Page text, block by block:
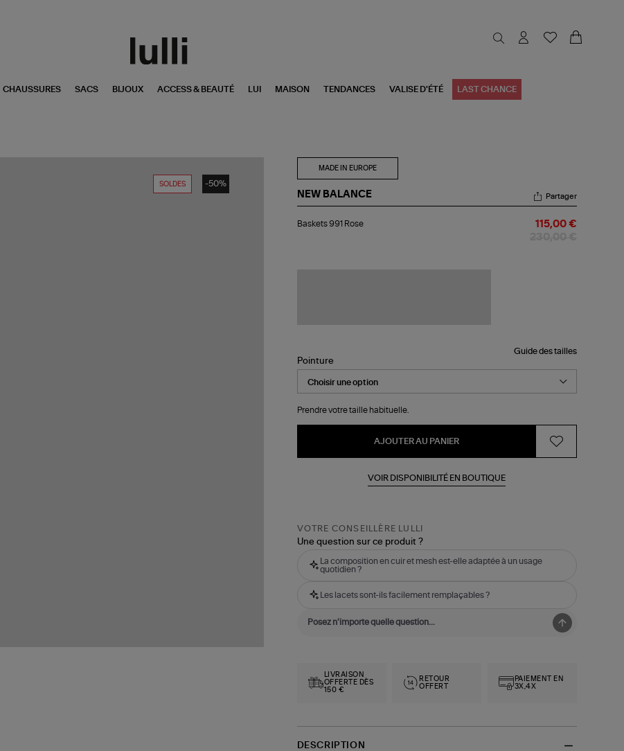
CHAUSSURES SACS BIJOUX ACCESS & BEAUTÉ LUI MAISON TENDANCES VALISE D'ÉTÉ LAST CHANCE
SOLDES -50%
MADE IN EUROPE
NEW BALANCE
991
Partager
Baskets 991 Rose 115,00 €
Guide des tailles
Pointure
Prendre votre taille habituelle.
AJOUTER AU PANIER
VOIR DISPONIBILITÉ EN BOUTIQUE
VOTRE CONSEILLÈRE LULLI
Une question sur ce produit ?
La composition en cuir et mesh est-elle adaptée à un usage
quotidien ?
Les lacets sont-ils facilement remplaçables ?
LIVRAISON
OFFERTE DÈS
150 €
RETOUR
OFFERT
PAIEMENT EN
3X,4X
DESCRIPTION